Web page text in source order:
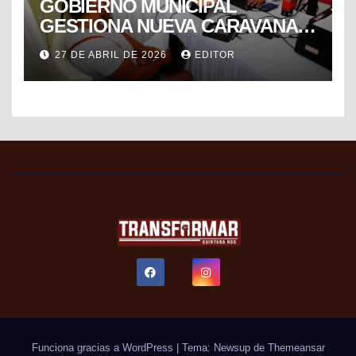
GOBIERNO MUNICIPAL
GESTIONA NUEVA CARAVANA
DE FORMALIZACIÓN Y
PROGRESO DEL SAT PARA
FACILITAR TRÁMITES FISCALES
27 DE ABRIL DE 2026 EDITOR
Funciona gracias a WordPress Tema: Newsup de Themeansar